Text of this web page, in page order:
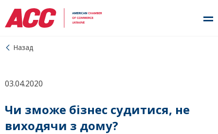
Назад
03.04.2020
Чи зможе бізнес судитися, не
виходячи з дому?